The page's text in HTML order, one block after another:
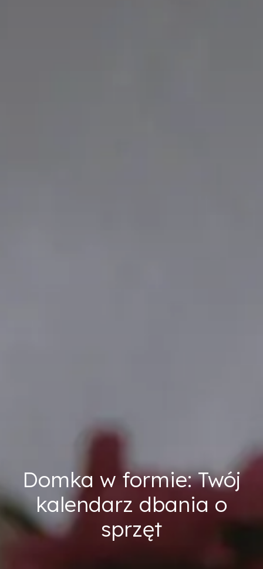
Domka w formie: Twój
kalendarz dbania o
sprzęt